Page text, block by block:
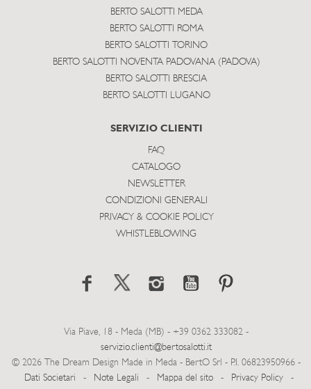
BERTO SALOTTI MEDA
BERTO SALOTTI ROMA
BERTO SALOTTI TORINO
BERTO SALOTTI NOVENTA PADOVANA (PADOVA)
BERTO SALOTTI BRESCIA
BERTO SALOTTI LUGANO
SERVIZIO CLIENTI
FAQ
CATALOGO
NEWSLETTER
CONDIZIONI GENERALI
PRIVACY & COOKIE POLICY
WHISTLEBLOWING
Via Piave, 18 - Meda (MB) - +39 0362 333082 -
servizio.clienti@bertosalotti.it
© 2026 The Dream Design Made in Meda - BertO Srl - P.I. 06823950966 -
Dati Societari
- Note Legali - Mappa del sito - Privacy Policy
-